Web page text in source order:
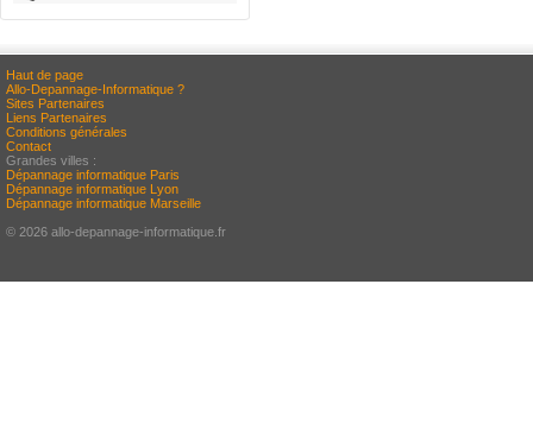
Haut de page
Allo-Depannage-Informatique ?
Sites Partenaires
Liens Partenaires
Conditions générales
Contact
Grandes villes :
Dépannage informatique Paris
Dépannage informatique Lyon
Dépannage informatique Marseille
© 2026 allo-depannage-informatique.fr